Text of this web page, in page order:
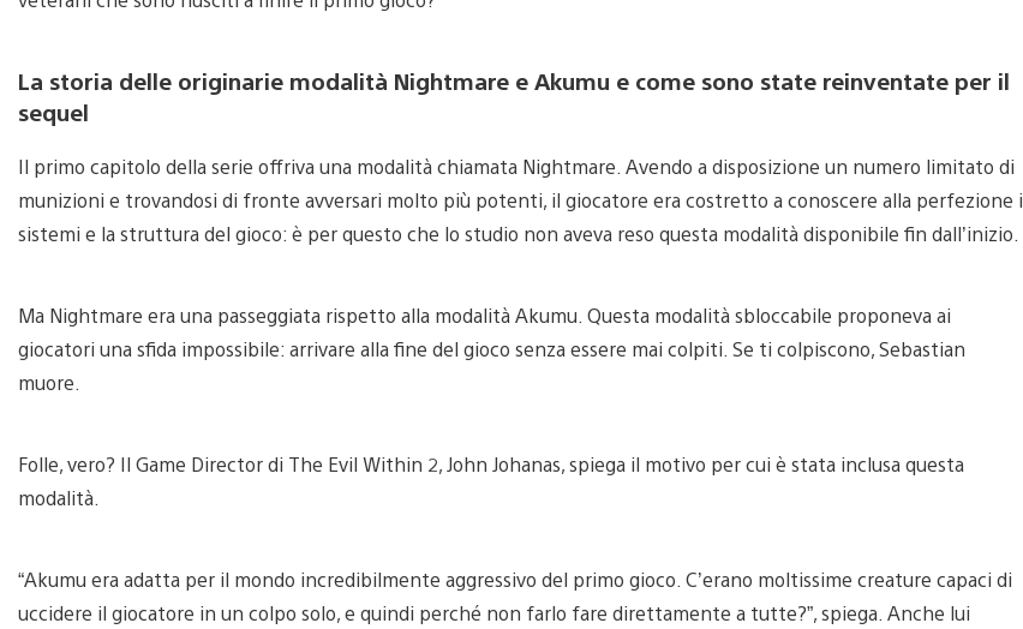
La storia delle originarie modalità Nightmare e Akumu e come sono state reinventate per il
sequel
Il primo capitolo della serie offriva una modalità chiamata Nightmare. Avendo a disposizione un numero limitato di
munizioni e trovandosi di fronte avversari molto più potenti, il giocatore era costretto a conoscere alla perfezione i
sistemi e la struttura del gioco: è per questo che lo studio non aveva reso questa modalità disponibile fin dall’inizio.
Ma Nightmare era una passeggiata rispetto alla modalità Akumu. Questa modalità sbloccabile proponeva ai
giocatori una sfida impossibile: arrivare alla fine del gioco senza essere mai colpiti. Se ti colpiscono, Sebastian
muore.
Folle, vero? Il Game Director di The Evil Within 2, John Johanas, spiega il motivo per cui è stata inclusa questa
modalità.
“Akumu era adatta per il mondo incredibilmente aggressivo del primo gioco. C’erano moltissime creature capaci di
uccidere il giocatore in un colpo solo, e quindi perché non farlo fare direttamente a tutte?”, spiega. Anche lui